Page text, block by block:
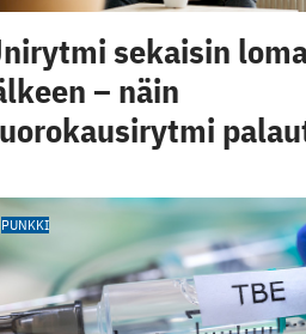
sekaisin
– näin
PUNKKI